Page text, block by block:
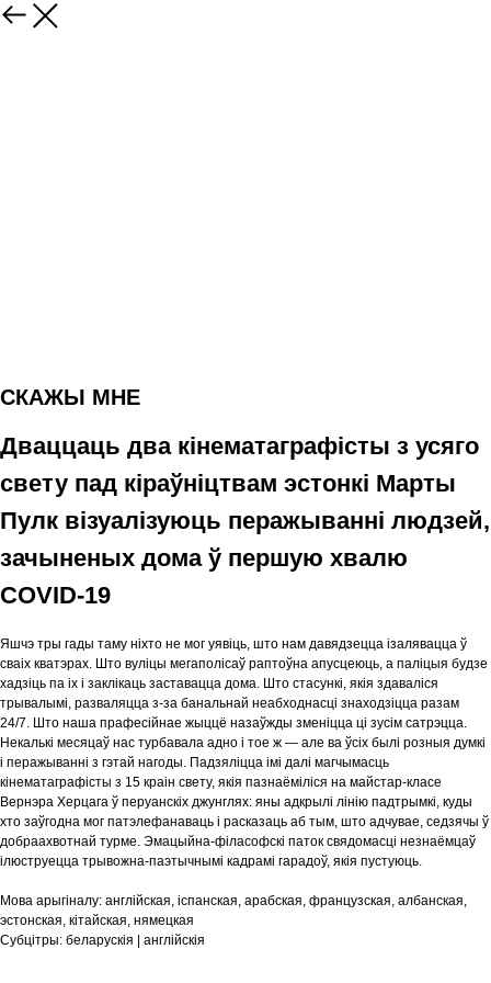
СКАЖЫ МНЕ
Дваццаць два кінематаграфісты з усяго
свету пад кіраўніцтвам эстонкі Марты
Пулк візуалізуюць перажыванні людзей,
зачыненых дома ў першую хвалю
COVID-19
Яшчэ тры гады таму ніхто не мог уявіць, што нам давядзецца ізалявацца ў
сваіх кватэрах. Што вуліцы мегаполісаў раптоўна апусцеюць, а паліцыя будзе
хадзіць па іх і заклікаць заставацца дома. Што стасункі, якія здаваліся
трывалымі, разваляцца з-за банальнай неабходнасці знаходзіцца разам
24/7. Што наша прафесійнае жыццё назаўжды зменіцца ці зусім сатрэцца.
Некалькі месяцаў нас турбавала адно і тое ж — але ва ўсіх былі розныя думкі
і перажыванні з гэтай нагоды. Падзяліцца імі далі магчымасць
кінематаграфісты з 15 краін свету, якія пазнаёміліся на майстар-класе
Вернэра Херцага ў перуанскіх джунглях: яны адкрылі лінію падтрымкі, куды
хто заўгодна мог патэлефанаваць і расказаць аб тым, што адчувае, седзячы ў
добраахвотнай турме. Эмацыйна-філасофскі паток свядомасці незнаёмцаў
ілюструецца трывожна-паэтычнымі кадрамі гарадоў, якія пустуюць.
Мова арыгіналу: англійская, іспанская, арабская, французская, албанская,
эстонская, кітайская, нямецкая
Субцітры: беларускія | англійскія